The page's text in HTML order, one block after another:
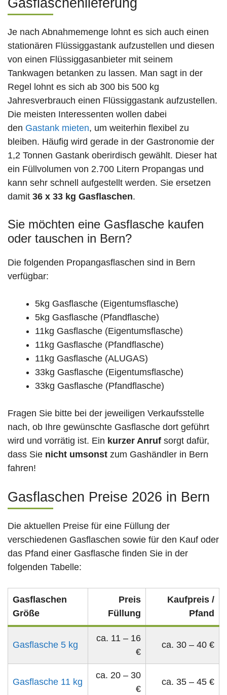
Gasflaschenlieferung
Je nach Abnahmemenge lohnt es sich auch einen
stationären Flüssiggastank aufzustellen und diesen
von einen Flüssiggasanbieter mit seinem
Tankwagen betanken zu lassen. Man sagt in der
Regel lohnt es sich ab 300 bis 500 kg
Jahresverbrauch einen Flüssiggastank aufzustellen.
Die meisten Interessenten wollen dabei
den Gastank mieten, um weiterhin flexibel zu
bleiben. Häufig wird gerade in der Gastronomie der
1,2 Tonnen Gastank oberirdisch gewählt. Dieser hat
ein Füllvolumen von 2.700 Litern Propangas und
kann sehr schnell aufgestellt werden. Sie ersetzen
damit 36 x 33 kg Gasflaschen.
Sie möchten eine Gasflasche kaufen
oder tauschen in Bern?
Die folgenden Propangasflaschen sind in Bern
verfügbar:
5kg Gasflasche (Eigentumsflasche)
5kg Gasflasche (Pfandflasche)
11kg Gasflasche (Eigentumsflasche)
11kg Gasflasche (Pfandflasche)
11kg Gasflasche (ALUGAS)
33kg Gasflasche (Eigentumsflasche)
33kg Gasflasche (Pfandflasche)
Fragen Sie bitte bei der jeweiligen Verkaufsstelle
nach, ob Ihre gewünschte Gasflasche dort geführt
wird und vorrätig ist. Ein kurzer Anruf sorgt dafür,
dass Sie nicht umsonst zum Gashändler in Bern
fahren!
Gasflaschen Preise 2026 in Bern
Die aktuellen Preise für eine Füllung der
verschiedenen Gasflaschen sowie für den Kauf oder
das Pfand einer Gasflasche finden Sie in der
folgenden Tabelle:
Gasflaschen
Größe
Preis
Füllung
Kaufpreis /
Pfand
Gasflasche 5 kg
ca. 11 – 16
€
ca. 30 – 40 €
Gasflasche 11 kg
ca. 20 – 30
€
ca. 35 – 45 €